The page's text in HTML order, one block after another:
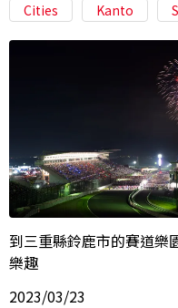
Cities Kanto
到三重縣鈴鹿市的賽道樂
樂趣
2023/03/23